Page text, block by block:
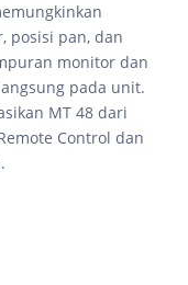
posisi pan, dan
monitor dan
pada unit.
MT 48 dari
Control dan